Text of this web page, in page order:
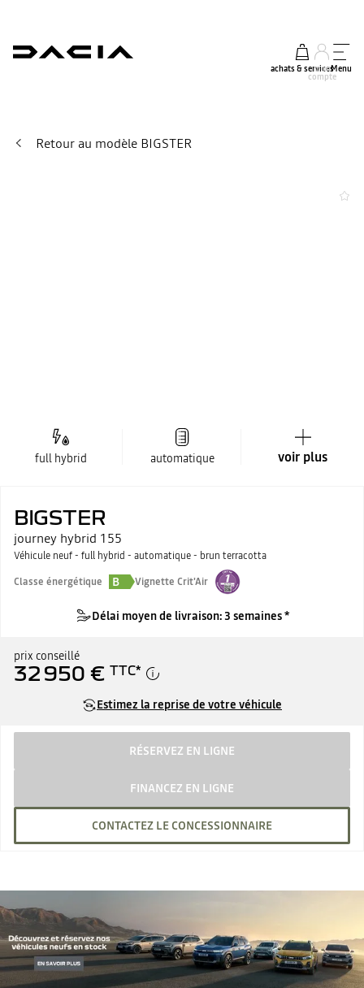
achats & services
mon
compte
Menu
Retour au modèle BIGSTER
full hybrid automatique voir plus
BIGSTER
journey hybrid 155
Véhicule neuf - full hybrid - automatique - brun terracotta
Classe énergétique
B Vignette Crit'Air
Délai moyen de livraison: 3 semaines *
prix conseillé
32 950 € TTC*
Estimez la reprise de votre véhicule
RÉSERVEZ EN LIGNE
FINANCEZ EN LIGNE
CONTACTEZ LE CONCESSIONNAIRE